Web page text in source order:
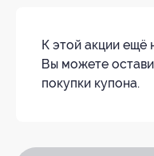
К этой акции ещё
Вы можете
покупки купона.